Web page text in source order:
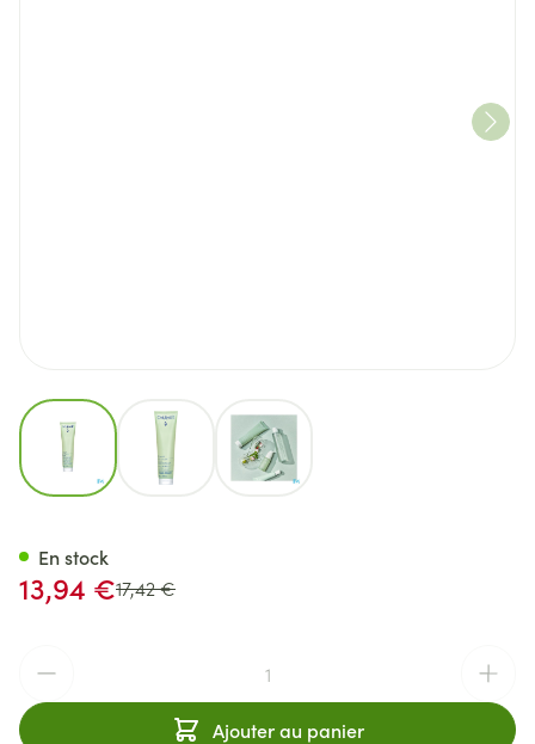
View larger imageView larger imageView larger image
Prix Habituel
17,42 €
Prix spécial
13,94 €
Ajouter au panier
En stock